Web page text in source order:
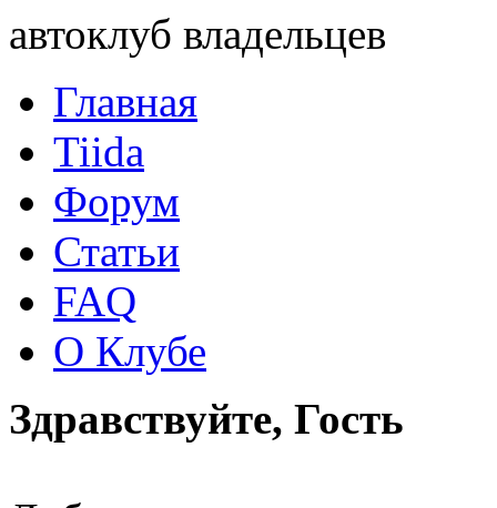
автоклуб владельцев
Главная
Tiida
Форум
Статьи
FAQ
О Клубе
Здравствуйте, Гость